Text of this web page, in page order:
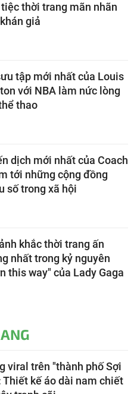
tiệc thời trang mãn nhãn
giả
tập mới nhất của Louis
với NBA làm nức lòng
thao
dịch mới nhất của Coach
tới những cộng đồng
số trong xã hội
khắc thời trang ấn
nhất trong kỷ nguyên
this way" của Lady Gaga
viral trên "thành phố Sợi
Thiết kế áo dài nam chiết